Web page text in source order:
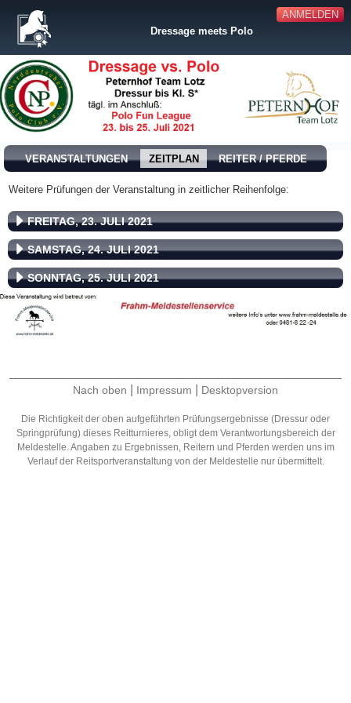
ANMELDEN
Dressage meets Polo
VERANSTALTUNGEN ZEITPLAN REITER / PFERDE
Weitere Prüfungen der Veranstaltung in zeitlicher Reihenfolge:
FREITAG, 23. JULI 2021
SAMSTAG, 24. JULI 2021
SONNTAG, 25. JULI 2021
Nach oben Impressum Desktopversion
Die Richtigkeit der oben aufgeführten Prüfungsergebnisse (Dressur oder
Springprüfung) dieses Reitturnieres, obligt dem Verantwortungsbereich der
Meldestelle. Angaben zu Ergebnissen, Reitern und Pferden werden uns im
Verlauf der Reitsportveranstaltung von der Meldestelle nur übermittelt.